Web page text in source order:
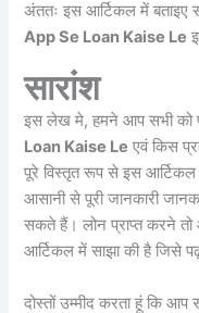
अंततः इस आर्टिकल में बताइए
App Se Loan Kaise Le
सारांश
इस लेख मे, हमने आप सभी को
Loan Kaise Le एवं किस
पूरे विस्तृत रूप से इस
आसानी से पूरी जानकारी
सकते हैं। लोन प्राप्त करने
आर्टिकल में साझा की है जिसे
दोस्तों उम्मीद करता हूं कि